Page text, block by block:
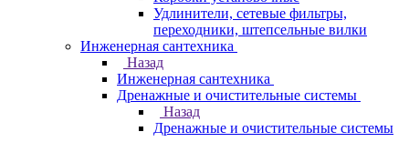
Удлинители, сетевые фильтры,
переходники, штепсельные вилки
Инженерная сантехника
Назад
Инженерная сантехника
Дренажные и очистительные системы
Назад
Дренажные и очистительные системы